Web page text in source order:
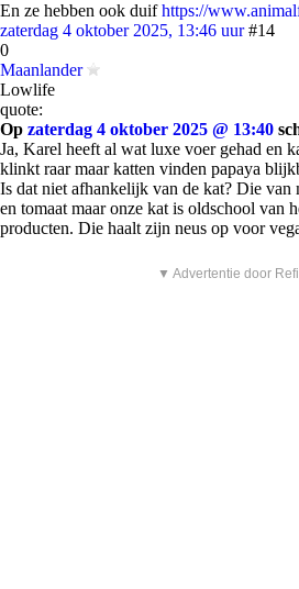
En ze hebben ook duifhttps://
zaterdag 4 oktober 2025, 13:46 uur #14
0
Maanlander
Lowlife
quote:
Op zaterdag 4 oktober 2025 @ 13:40
Ja, Karel heeft al wat luxe voer gehad en
klinkt raar maar katten vinden papaya
Is dat niet afhankelijk van de kat? Die van
en tomaat maar onze kat is oldschool van
producten. Die haalt zijn neus op voor
▼ Advertentie door